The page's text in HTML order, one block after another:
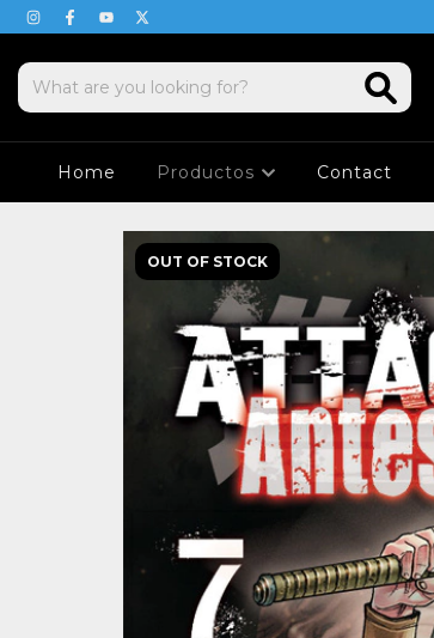
Home Productos Contact
OUT OF STOCK